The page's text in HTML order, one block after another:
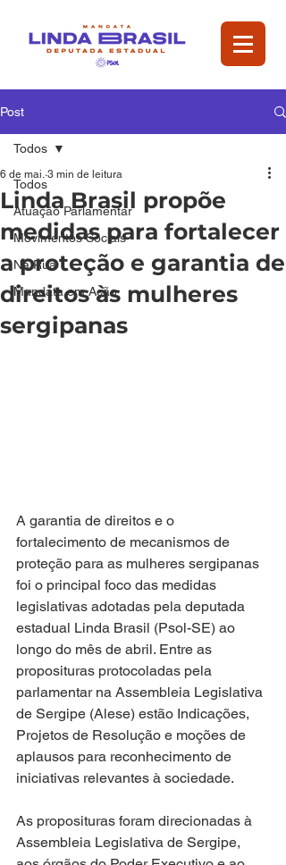
Post
Todos
Atuação Parlamentar
Movimentos Sociais
Na Rua
Mandata em Ação
Todos
Linda Brasil propõe
medidas para fortalecer
a proteção e garantia de
direitos às mulheres
sergipanas
6 de mai. 3 min de leitura
A garantia de direitos e o
fortalecimento de mecanismos de
proteção para as mulheres sergipanas
foi o principal foco das medidas
legislativas adotadas pela deputada
estadual Linda Brasil (Psol-SE) ao
longo do mês de abril. Entre as
proposituras protocoladas pela
parlamentar na Assembleia Legislativa
de Sergipe (Alese) estão Indicações,
Projetos de Resolução e moções de
aplausos para reconhecimento de
iniciativas relevantes à sociedade.
As proposituras foram direcionadas à
Assembleia Legislativa de Sergipe,